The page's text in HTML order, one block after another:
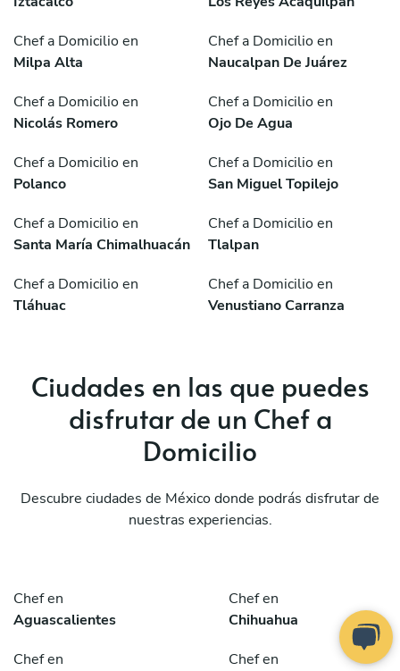
Chef a Domicilio en
Milpa Alta
Chef a Domicilio en
Naucalpan De Juárez
Chef a Domicilio en
Nicolás Romero
Chef a Domicilio en
Ojo De Agua
Chef a Domicilio en
Polanco
Chef a Domicilio en
San Miguel Topilejo
Chef a Domicilio en
Santa María Chimalhuacán
Chef a Domicilio en
Tlalpan
Chef a Domicilio en
Tláhuac
Chef a Domicilio en
Venustiano Carranza
Ciudades en las que puedes
disfrutar de un Chef a
Domicilio
Descubre ciudades de México donde podrás disfrutar de
nuestras experiencias.
Chef en
Aguascalientes
Chef en
Chihuahua
Chef en
Chef en